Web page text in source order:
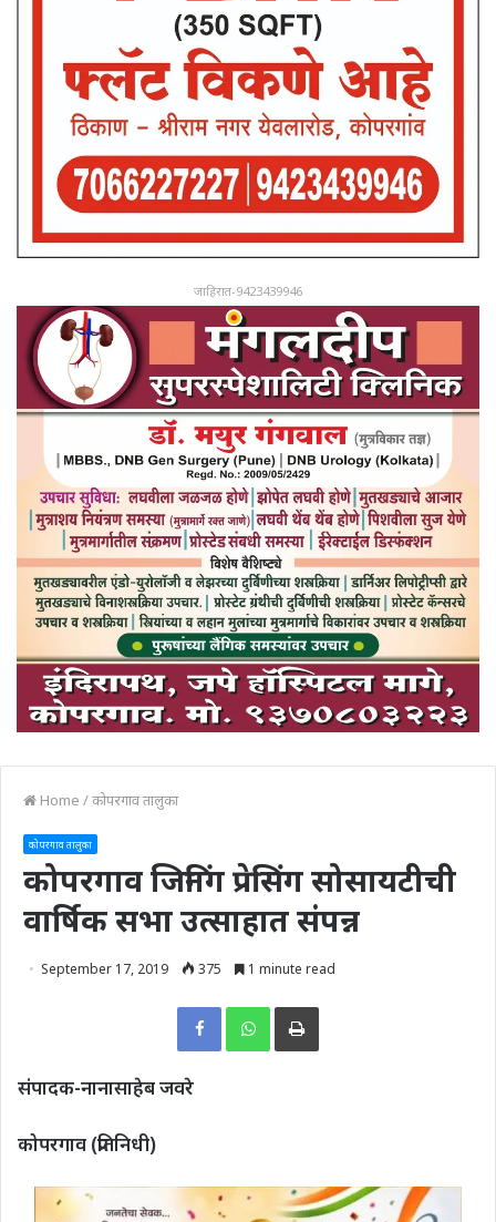
जाहिरात-9423439946
Home /कोपरगाव तालुका
कोपरगाव तालुका
कोपरगाव जिनिंग प्रेसिंग सोसायटीची
वार्षिक सभा उत्साहात संपन्न
September 17, 2019 375 1 minute read
Print
संपादक-नानासाहेब जवरे
कोपरगाव (प्रतिनिधी)